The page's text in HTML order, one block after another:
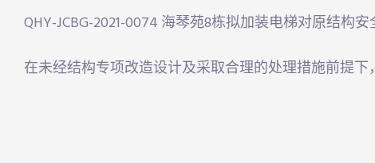
QHY-JCBG-2021-0074 海琴苑8栋拟加装电梯对原结构
在未经结构专项改造设计及采取合理的处理措施前提